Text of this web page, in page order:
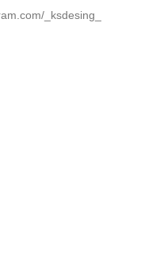
_ksdesing_